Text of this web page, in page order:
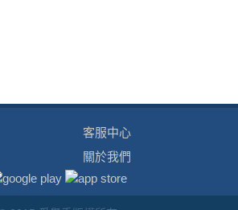
客服中心
關於我們